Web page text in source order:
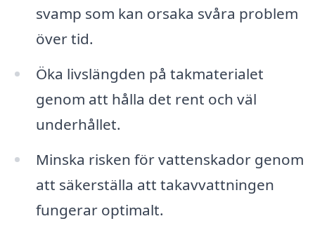
svamp som kan orsaka svåra problem
över tid.
Öka livslängden på takmaterialet
genom att hålla det rent och väl
underhållet.
Minska risken för vattenskador genom
att säkerställa att takavvattningen
fungerar optimalt.